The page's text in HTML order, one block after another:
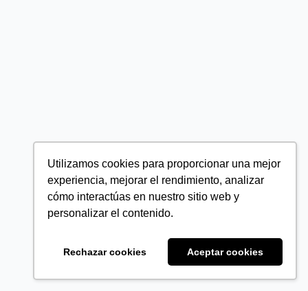
Utilizamos cookies para proporcionar una mejor
experiencia, mejorar el rendimiento, analizar
cómo interactúas en nuestro sitio web y
personalizar el contenido.
Rechazar cookies Aceptar cookies